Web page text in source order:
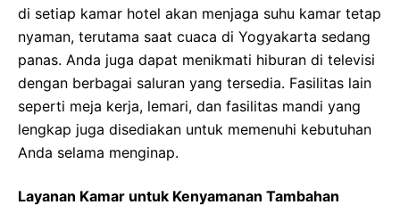
di setiap kamar hotel akan menjaga suhu kamar tetap
nyaman, terutama saat cuaca di Yogyakarta sedang
panas. Anda juga dapat menikmati hiburan di televisi
dengan berbagai saluran yang tersedia. Fasilitas lain
seperti meja kerja, lemari, dan fasilitas mandi yang
lengkap juga disediakan untuk memenuhi kebutuhan
Anda selama menginap.
Layanan Kamar untuk Kenyamanan Tambahan